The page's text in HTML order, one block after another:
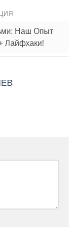
Наш Опыт
Лайфхаки!